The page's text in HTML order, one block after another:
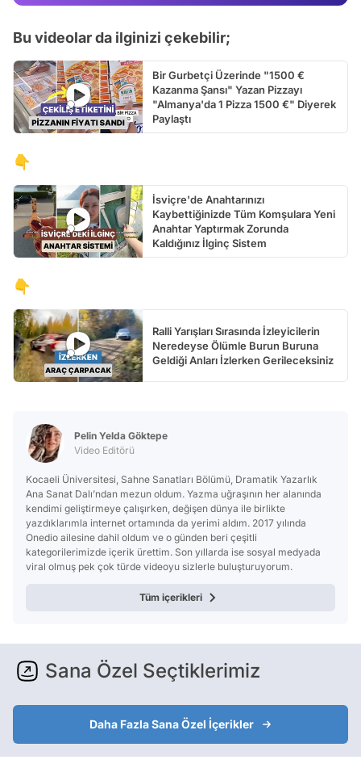
Bu videolar da ilginizi çekebilir;
Bir Gurbetçi Üzerinde "1500 €
Kazanma Şansı" Yazan Pizzayı
"Almanya'da 1 Pizza 1500 €" Diyerek
Paylaştı
👇
İsviçre'de Anahtarınızı
Kaybettiğinizde Tüm Komşulara Yeni
Anahtar Yaptırmak Zorunda
Kaldığınız İlginç Sistem
👇
Ralli Yarışları Sırasında İzleyicilerin
Neredeyse Ölümle Burun Buruna
Geldiği Anları İzlerken Gerileceksiniz
Pelin Yelda Göktepe
Video Editörü
Kocaeli Üniversitesi, Sahne Sanatları Bölümü, Dramatik Yazarlık
Ana Sanat Dalı’ndan mezun oldum. Yazma uğraşının her alanında
kendimi geliştirmeye çalışırken, değişen dünya ile birlikte
yazdıklarımla internet ortamında da yerimi aldım. 2017 yılında
Onedio ailesine dahil oldum ve o günden beri çeşitli
kategorilerimizde içerik ürettim. Son yıllarda ise sosyal medyada
viral olmuş pek çok türde videoyu sizlerle buluşturuyorum.
Tüm içerikleri
Sana Özel Seçtiklerimiz
Daha Fazla Sana Özel İçerikler